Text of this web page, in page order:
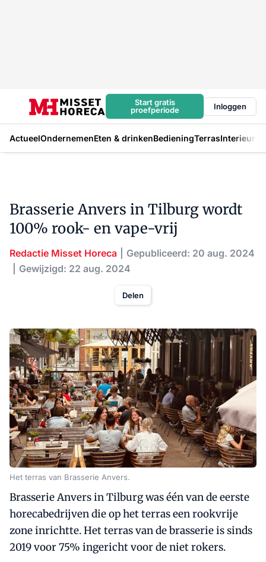
Start gratis
proefperiode
Inloggen
ActueelOndernemenEten & drinkenBedieningTerrasInterieur
Brasserie Anvers in Tilburg wordt
100% rook- en vape-vrij
Redactie Misset Horeca
Gepubliceerd: 20 aug. 2024
Gewijzigd: 22 aug. 2024
Delen
Het terras van Brasserie Anvers.
Brasserie Anvers in Tilburg was één van de eerste
horecabedrijven die op het terras een rookvrije
zone inrichtte. Het terras van de brasserie is sinds
2019 voor 75% ingericht voor de niet rokers.